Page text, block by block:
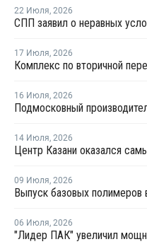
22 Июля, 2026
17 Июля, 2026
16 Июля, 2026
14 Июля, 2026
09 Июля, 2026
06 Июля, 2026